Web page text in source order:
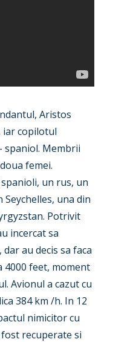
Aristos
iar copilotul
spaniol. Membrii
femei.
un rus, un
una din
Potrivit
incercat sa
au decis sa faca
4000 feet, moment
Avionul a cazut cu
384 km /h. In 12
nimicitor cu
recuperate si